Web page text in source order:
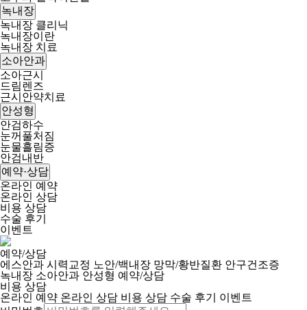
녹내장
녹내장 클리닉
녹내장이란
녹내장 치료
소아안과
소아근시
드림렌즈
근시안약치료
안성형
안검하수
눈꺼풀처짐
눈물흘림증
안검내반
예약·상담
온라인 예약
온라인 상담
비용 상담
수술 후기
이벤트
예약/상담
에스안과 시력교정 노안/백내장 망막/황반질환 안구건조증
녹내장 소아안과 안성형 예약/상담
비용 상담
온라인 예약 온라인 상담 비용 상담 수술 후기
이벤트